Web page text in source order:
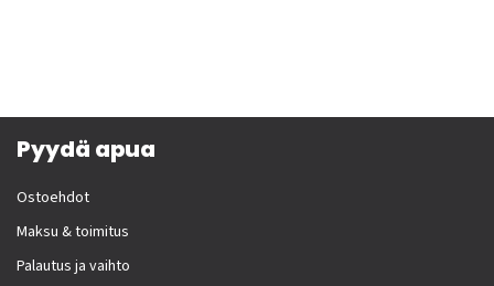
Pyydä apua
Ostoehdot
Maksu & toimitus
Palautus ja vaihto